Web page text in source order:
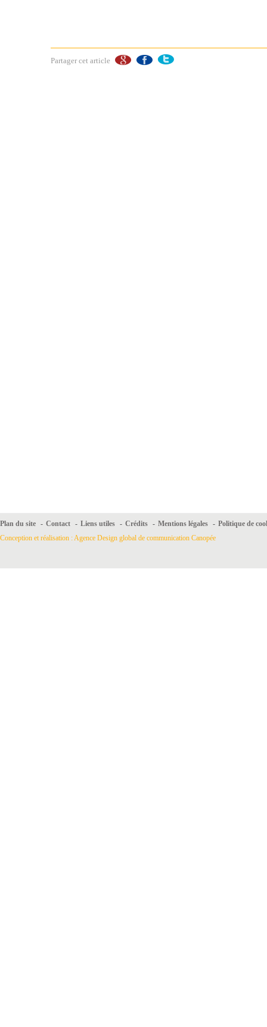
Partager cet article
Plan du site - Contact - Liens utiles - Crédits - Mentions légales - Politique de
Conception et réalisation : Agence Design global de communication Canopée